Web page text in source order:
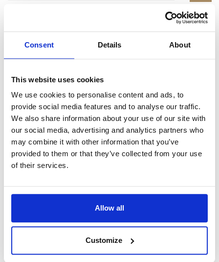
Consent Details About
This website uses cookies
We use cookies to personalise content and ads, to
provide social media features and to analyse our traffic.
We also share information about your use of our site with
our social media, advertising and analytics partners who
may combine it with other information that you’ve
provided to them or that they’ve collected from your use
of their services.
Allow all
Customize
1GHz またはそれ以上のプロセ
ッサを推奨 。
大きな画像の作業には（8メガピ
クセルまたはそれ以上）4GBま
たはそれ以上のRAMが必要にな
ります。
画面
必要です。
OS
- Windows 10、 8、 7、
Vista、XP に対応。